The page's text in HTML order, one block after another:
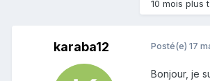
10 mois plus
karaba12 Posté(e) 17
Bonjour, je